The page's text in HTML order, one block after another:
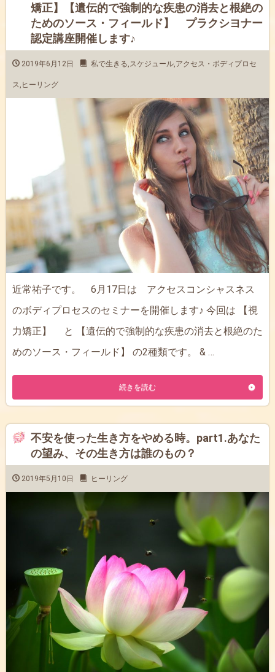
矯正】【遺伝的で強制的な疾患の消去と根絶の
ためのソース・フィールド】 プラクシヨナー
認定講座開催します♪
2019年6月12日 私で生きる,スケジュール,アクセス・ボディプロセ
ス, ヒーリング
近常祐子です。 6月17日は アクセスコンシャスネス
のボディプロセスのセミナーを開催します♪ 今回は 【視
力矯正】 と 【遺伝的で強制的な疾患の消去と根絶のた
めのソース・フィールド】 の2種類です。 & …
続きを読む
不安を使った生き方をやめる時。part1.あなた
の望み、その生き方は誰のもの？
2019年5月10日 ヒーリング